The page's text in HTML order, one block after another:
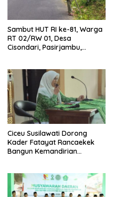
Sambut HUT RI ke-81, Warga
RT 02/RW 01, Desa
Cisondari, Pasirjambu,
Ciceu Susilawati Dorong
Kader Fatayat Rancaekek
Bangun Kemandirian